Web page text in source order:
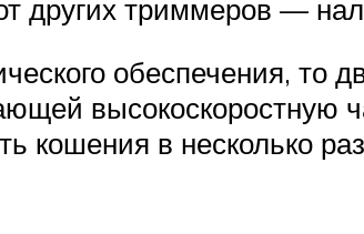
других триммеров —
обеспечения,
высокоскоростную
кошения в несколько